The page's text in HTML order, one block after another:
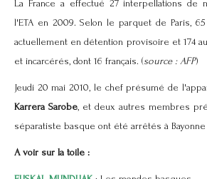
La France a effectué 27 interpellations de
l'ETA en 2009. Selon le parquet de Paris,
actuellement en détention provisoire et 174
et incarcérés, dont 16 français. (source : AFP)
Jeudi 20 mai 2010, le chef présumé de
Karrera Sarobe, et deux autres membres
séparatiste basque ont été arrêtés à
A voir sur la toile :